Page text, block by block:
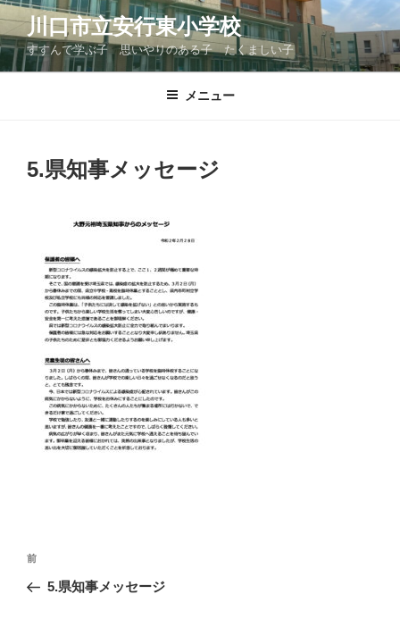
コ
ン
テ
ン
川口市立安行東小学校
すすんで学ぶ子 思いやりのある子 たくましい子
メニュー
5.県知事メッセージ
投
ナ
前
の
前
5.県知事メッセージ